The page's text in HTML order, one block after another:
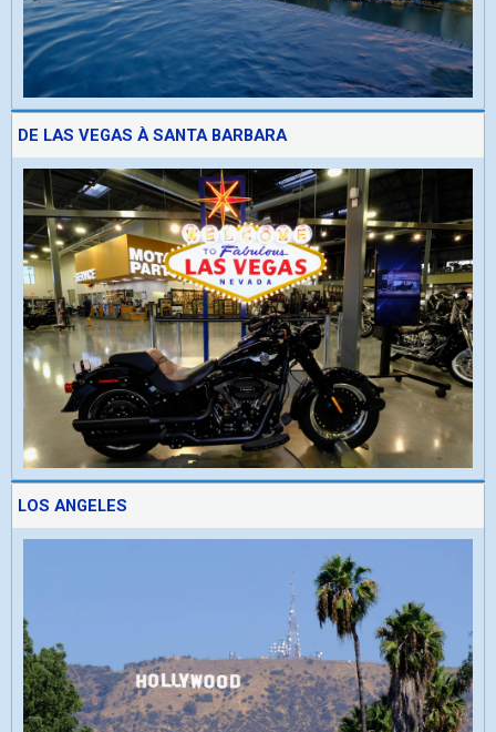
DE LAS VEGAS À SANTA BARBARA
LOS ANGELES